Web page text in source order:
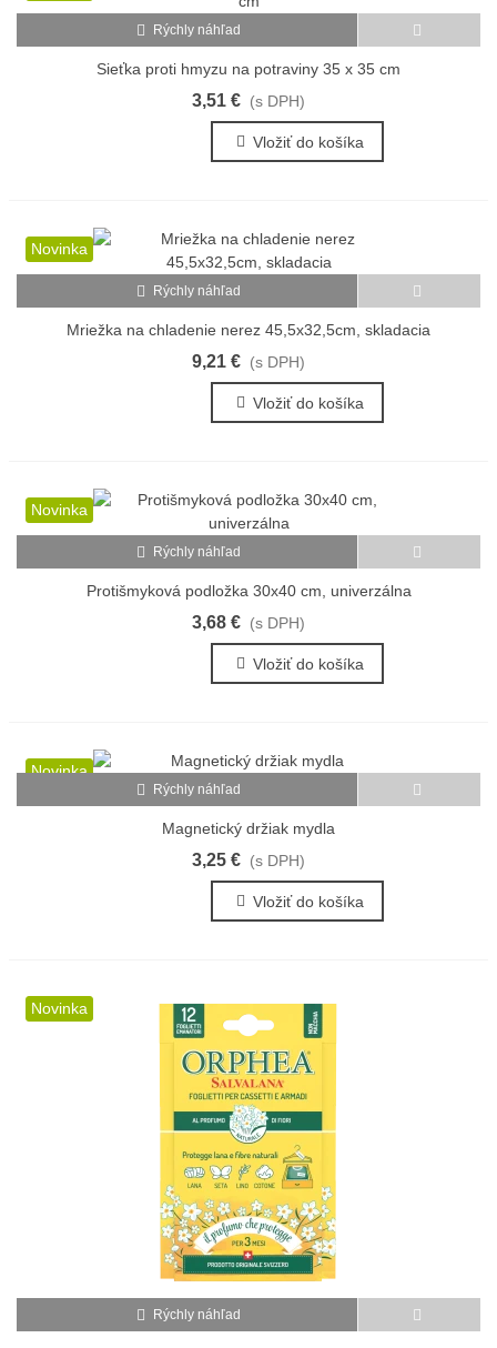
Rýchly náhľad
Sieťka proti hmyzu na potraviny 35 x 35 cm
3,51 € (s DPH)
Vložiť do košíka
Novinka
Rýchly náhľad
Mriežka na chladenie nerez 45,5x32,5cm, skladacia
9,21 € (s DPH)
Vložiť do košíka
Novinka
Rýchly náhľad
Protišmyková podložka 30x40 cm, univerzálna
3,68 € (s DPH)
Vložiť do košíka
Novinka
Rýchly náhľad
Magnetický držiak mydla
3,25 € (s DPH)
Vložiť do košíka
Novinka
Rýchly náhľad